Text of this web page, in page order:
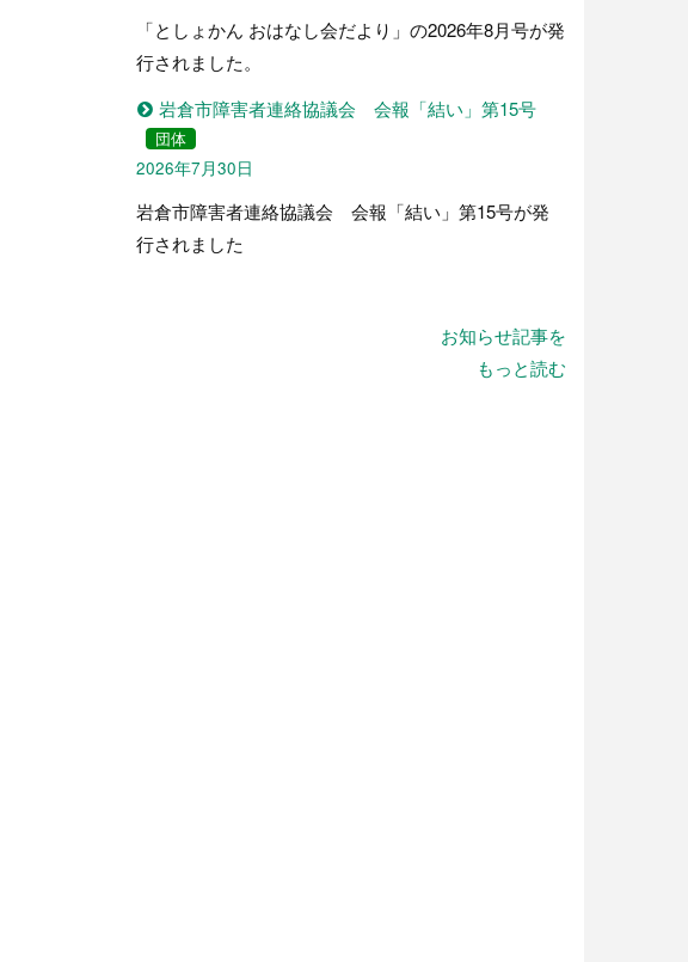
「としょかん おはなし会だより」の2026年8月号が発
行されました。
岩倉市障害者連絡協議会 会報「結い」第15号
団体
2026年7月30日
岩倉市障害者連絡協議会 会報「結い」第15号が発
行されました
お知らせ記事を
もっと読む